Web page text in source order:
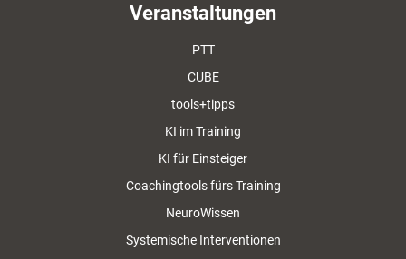
Veranstaltungen
PTT
CUBE
tools+tipps
KI im Training
KI für Einsteiger
Coachingtools fürs Training
NeuroWissen
Systemische Interventionen